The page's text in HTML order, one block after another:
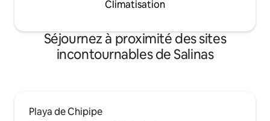
Climatisation
Séjournez à proximité des sites
incontournables de Salinas
Playa de Chipipe